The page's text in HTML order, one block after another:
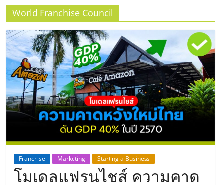
SME
แห่ง
ประเทศไทย,
ThaiSMEsCenter,
รวม
ธุรกิจ
World Franchise Council
Franchise Marketing Starting a Business
โมเดลแฟรนไชส์ ความคาด